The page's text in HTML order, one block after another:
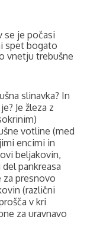
se je počasi
spet bogato
vnetju trebušne
slinavka? In
Je žleza z
votline (med
encimi in
beljakovin,
pankreasa
presnovo
(različni
v kri
za uravnavo